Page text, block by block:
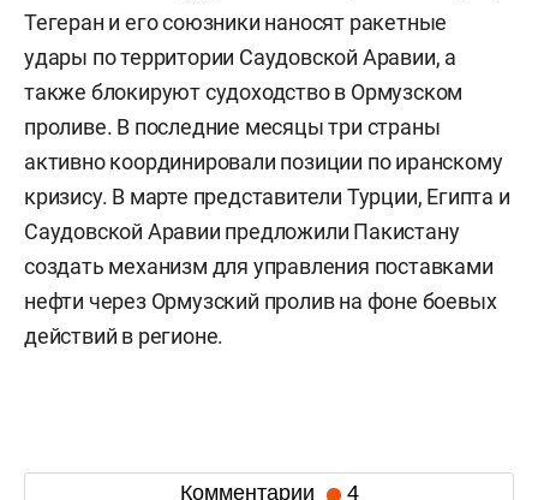
Тегеран и его союзники наносят ракетные
удары по территории Саудовской Аравии, а
также блокируют судоходство в Ормузском
проливе. В последние месяцы три страны
активно координировали позиции по иранскому
кризису. В марте представители Турции, Египта и
Саудовской Аравии предложили Пакистану
создать механизм для управления поставками
нефти через Ормузский пролив на фоне боевых
действий в регионе.
Комментарии 4